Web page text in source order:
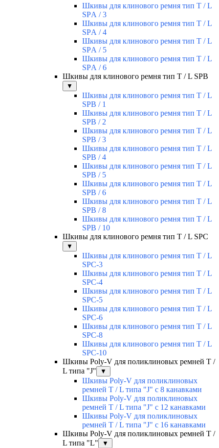
Шкивы для клинового ремня тип T / L
SPА / 3
Шкивы для клинового ремня тип T / L
SPА / 4
Шкивы для клинового ремня тип T / L
SPА / 5
Шкивы для клинового ремня тип T / L
SPА / 6
Шкивы для клинового ремня тип T / L SPВ
▼
Шкивы для клинового ремня тип T / L
SPВ / 1
Шкивы для клинового ремня тип T / L
SPВ / 2
Шкивы для клинового ремня тип T / L
SPВ / 3
Шкивы для клинового ремня тип T / L
SPВ / 4
Шкивы для клинового ремня тип T / L
SPВ / 5
Шкивы для клинового ремня тип T / L
SPВ / 6
Шкивы для клинового ремня тип T / L
SPВ / 8
Шкивы для клинового ремня тип T / L
SPВ / 10
Шкивы для клинового ремня тип T / L SPС
▼
Шкивы для клинового ремня тип T / L
SPС-3
Шкивы для клинового ремня тип T / L
SPС-4
Шкивы для клинового ремня тип T / L
SPС-5
Шкивы для клинового ремня тип T / L
SPС-6
Шкивы для клинового ремня тип T / L
SPС-8
Шкивы для клинового ремня тип T / L
SPС-10
Шкивы Poly-V для поликлиновых ремней T /
L типа "J"
▼
Шкивы Poly-V для поликлиновых
ремней T / L типа "J" с 8 канавками
Шкивы Poly-V для поликлиновых
ремней T / L типа "J" с 12 канавками
Шкивы Poly-V для поликлиновых
ремней T / L типа "J" с 16 канавками
Шкивы Poly-V для поликлиновых ремней T /
L типа "L"
▼